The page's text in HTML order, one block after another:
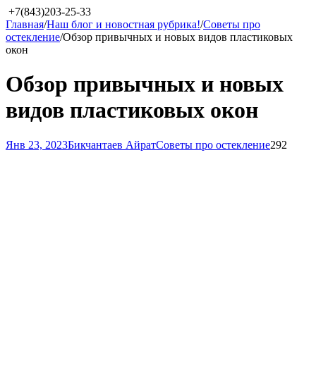
+7(843)203-25-33
Главная/Наш блог и новостная рубрика!/Советы про
остекление/Обзор привычных и новых видов пластиковых
окон
Обзор привычных и новых
видов пластиковых окон
Янв 23, 2023Бикчантаев АйратСоветы про остекление292